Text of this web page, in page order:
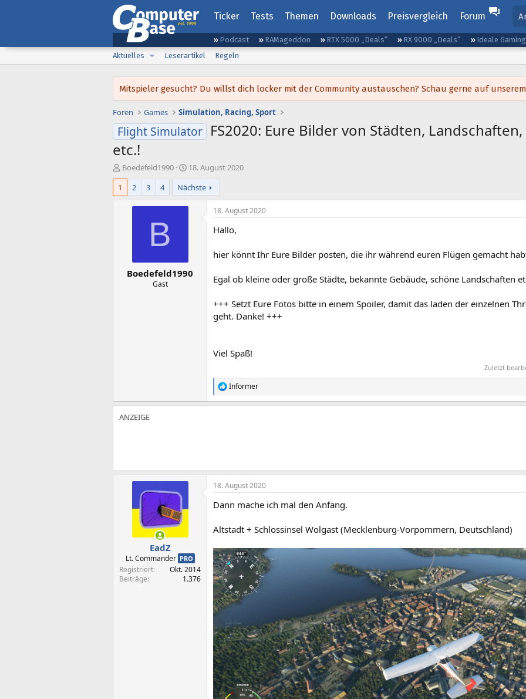
Ticker Tests Themen Downloads Preisvergleich Forum
Podcast RAMageddon RTX 5000 „Deals“ RX 9000 „Deals“
Ideale
Aktuelles
Leserartikel Regeln
Mitspieler gesucht? Du willst dich locker mit der Community austauschen? Schau gerne auf
Foren Games Simulation, Racing, Sport
Flight Simulator FS2020: Eure Bilder von Städten,
etc.!
E
r
t
Boedefeld1990
E
r
s
t
e
m
18. August 2020
1
2 3 4 Nächste
B
Boedefeld1990
Gast
18. August 2020
Hallo,
hier könnt Ihr Eure Bilder posten, die ihr während euren Flügen gemacht
Egal ob kleine oder große Städte, bekannte Gebäude, schöne Landschaften
+++ Setzt Eure Fotos bitte in einem Spoiler, damit das laden der einzelnen
geht. Danke! +++
Viel Spaß!
Zuletzt
R
e
a
n
:
Informer
EadZ
Lt. Commander PRO
Registriert
Okt. 2014
Beiträge
1.376
18. August 2020
Dann mache ich mal den Anfang.
Altstadt + Schlossinsel Wolgast (Mecklenburg-Vorpommern, Deutschland)